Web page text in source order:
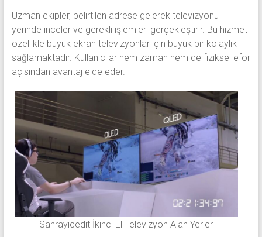
Uzman ekipler, belirtilen adrese gelerek televizyonu
yerinde inceler ve gerekli işlemleri gerçekleştirir. Bu hizmet
özellikle büyük ekran televizyonlar için büyük bir kolaylık
sağlamaktadır. Kullanıcılar hem zaman hem de fiziksel efor
açısından avantaj elde eder.
Sahrayıcedit İkinci El Televizyon Alan Yerler